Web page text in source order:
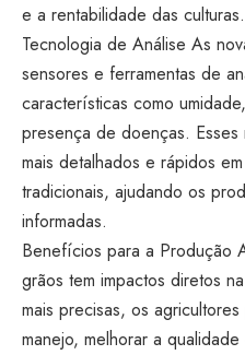
e a rentabilidade das culturas.
Tecnologia de Análise As
sensores e ferramentas de
características como
presença de doenças.
mais detalhados e rápidos
tradicionais, ajudando os
informadas.
Benefícios para a Produção
grãos tem impactos diretos
mais precisas, os
manejo, melhorar a